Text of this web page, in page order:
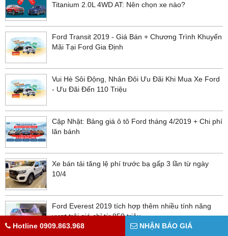
Titanium 2.0L 4WD AT: Nên chọn xe nào?
Ford Transit 2019 - Giá Bán + Chương Trình Khuyến
Mãi Tại Ford Gia Định
Vui Hè Sôi Động, Nhân Đôi Ưu Đãi Khi Mua Xe Ford
- Ưu Đãi Đến 110 Triệu
Cập Nhật: Bảng giá ô tô Ford tháng 4/2019 + Chi phí
lăn bánh
Xe bán tải tăng lệ phí trước bạ gấp 3 lần từ ngày
10/4
Ford Everest 2019 tích hợp thêm nhiều tính năng
vượt trội giá chỉ từ 850 triệu
Hotline 0909.863.968
NHẬN BÁO GIÁ